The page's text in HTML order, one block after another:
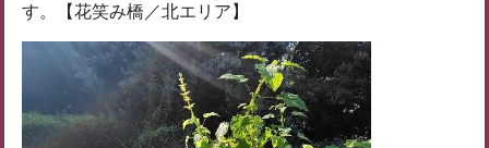
す。【花笑み橋／北エリア】